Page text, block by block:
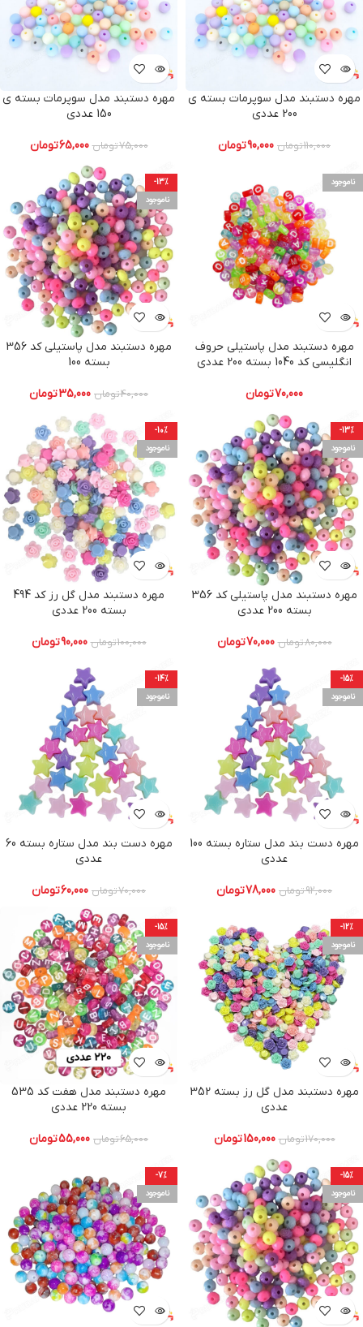
مهره دستبند مدل سوپرمات بسته ی
200 عددی
110,000تومان 90,000تومان
مهره دستبند مدل سوپرمات بسته ی
150 عددی
75,000تومان 65,000تومان
ناموجود
مهره دستبند مدل پاستیلی حروف
انگلیسی کد 1040 بسته 200 عددی
70,000تومان
-13%
ناموجود
مهره دستبند مدل پاستیلی کد 356
بسته 100
40,000تومان 35,000تومان
-13%
ناموجود
مهره دستبند مدل پاستیلی کد 356
بسته 200 عددی
80,000تومان 70,000تومان
-10%
ناموجود
مهره دستبند مدل گل رز کد 494
بسته 200 عددی
100,000تومان 90,000تومان
-15%
ناموجود
مهره دست بند مدل ستاره بسته 100
عددی
92,000تومان 78,000تومان
-14%
ناموجود
مهره دست بند مدل ستاره بسته 60
عددی
70,000تومان 60,000تومان
-12%
ناموجود
مهره دستبند مدل گل رز بسته 352
عددی
170,000تومان 150,000تومان
-15%
ناموجود
مهره دستبند مدل هفت کد 535
بسته 220 عددی
65,000تومان 55,000تومان
-15%
ناموجود
-7%
ناموجود